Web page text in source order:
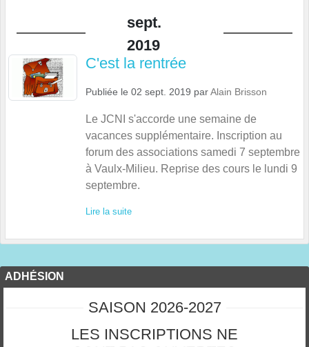
sept.
2019
C'est la rentrée
Publiée le 02 sept. 2019 parAlain Brisson
Le JCNI s'accorde une semaine de
vacances supplémentaire. Inscription au
forum des associations samedi 7 septembre
à Vaulx-Milieu. Reprise des cours le lundi 9
septembre.
Lire la suite
ADHÉSION
SAISON 2026-2027
LES INSCRIPTIONS NE